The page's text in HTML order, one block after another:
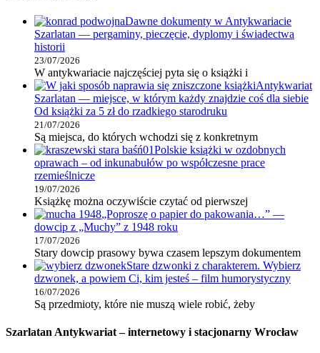
Dawne dokumenty w Antykwariacie
Szarlatan — pergaminy, pieczęcie, dyplomy i świadectwa
historii
23/07/2026
W antykwariacie najczęściej pyta się o książki i
Antykwariat
Szarlatan — miejsce, w którym każdy znajdzie coś dla siebie
Od książki za 5 zł do rzadkiego starodruku
21/07/2026
Są miejsca, do których wchodzi się z konkretnym
Polskie książki w ozdobnych
oprawach – od inkunabułów po współczesne prace
rzemieślnicze
19/07/2026
Książkę można oczywiście czytać od pierwszej
„Poproszę o papier do pakowania…” —
dowcip z „Muchy” z 1948 roku
17/07/2026
Stary dowcip prasowy bywa czasem lepszym dokumentem
Stare dzwonki z charakterem. Wybierz
dzwonek, a powiem Ci, kim jesteś – film humorystyczny
16/07/2026
Są przedmioty, które nie muszą wiele robić, żeby
Szarlatan Antykwariat – internetowy i stacjonarny Wrocław